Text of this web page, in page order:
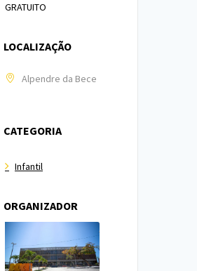
GRATUITO
LOCALIZAÇÃO
Alpendre da Bece
CATEGORIA
Infantil
ORGANIZADOR